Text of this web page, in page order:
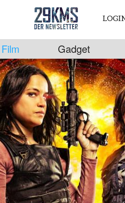
Film Gadget